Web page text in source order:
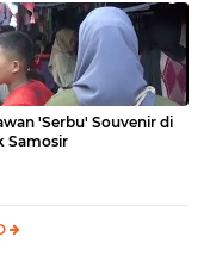
'Serbu' Souvenir di
Samosir